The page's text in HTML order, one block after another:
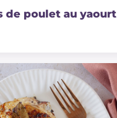
de poulet au yaourt